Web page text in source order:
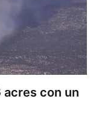
acres con un